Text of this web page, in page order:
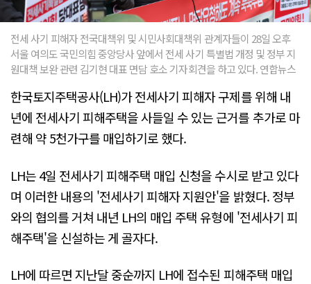
전세 사기 피해자 전국대책위 및 시민사회대책위 관계자들이 28일 오후
서울 여의도 국민의힘 중앙당사 앞에서 전세 사기 특별법 개정 및 정부 지
원대책 보완 관련 김기현 대표 면담 호소 기자회견을 하고 있다. 연합뉴스
한국토지주택공사(LH)가 전세사기 피해자 구제를 위해 내
년에 전세사기 피해주택을 사들일 수 있는 근거를 추가로 마
련해 약 5천가구를 매입하기로 했다.
LH는 4일 전세사기 피해주택 매입 신청을 수시로 받고 있다
며 이러한 내용의 '전세사기 피해자 지원안'을 밝혔다. 정부
와의 협의를 거쳐 내년 LH의 매입 주택 유형에 '전세사기 피
해주택'을 신설하는 게 골자다.
LH에 따르면 지난달 중순까지 LH에 접수된 피해주택 매입